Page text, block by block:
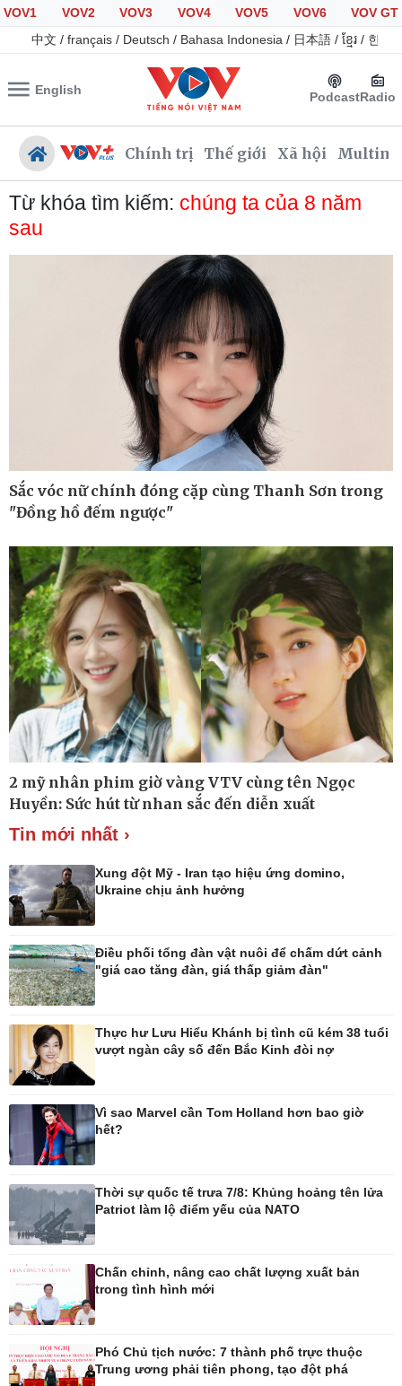
VOV1 VOV2 VOV3 VOV4 VOV5 VOV6
VOV GT
中文 / français / Deutsch / Bahasa Indonesia / 日本語 / ខ្មែរ / 한국
English PodcastRadio
Chính trị Thế giới Xã hội
Nhận diện sự thật
Xã hội
Tin 24h
Giáo dục
Dự báo thời tiết
Dấu ấn VOV
Việc làm
Biển đảo
Thế giới
Cuộc sống đó đây
Hồ sơ
Video
E-Magazine
Kinh tế
Bất động sản
Khởi nghiệp
Thị trường
Giá vàng
Tiêu dùng
Tỷ giá
Chứng khoán
Pháp luật
Vụ án
Tin nóng
Tư vấn luật
Thể thao
Pickleball
Thế giới thể thao
Lịch thi đấu bóng đá
Ô tô - Xe máy
Ô tô
Tư vấn
Doanh nghiệp
Doanh nhân
Từ khóa tìm kiếm: chúng ta của 8 năm
sau
Sắc vóc nữ chính đóng cặp cùng Thanh Sơn trong
"Đồng hồ đếm ngược"
2 mỹ nhân phim giờ vàng VTV cùng tên Ngọc
Huyền: Sức hút từ nhan sắc đến diễn xuất
Tin mới nhất ›
Xung đột Mỹ - Iran tạo hiệu ứng domino,
Ukraine chịu ảnh hưởng
Điều phối tổng đàn vật nuôi để chấm dứt cảnh
"giá cao tăng đàn, giá thấp giảm đàn"
Thực hư Lưu Hiểu Khánh bị tình cũ kém 38 tuổi
vượt ngàn cây số đến Bắc Kinh đòi nợ
Vì sao Marvel cần Tom Holland hơn bao giờ
hết?
Thời sự quốc tế trưa 7/8: Khủng hoảng tên lửa
Patriot làm lộ điểm yếu của NATO
Chấn chỉnh, nâng cao chất lượng xuất bản
trong tình hình mới
Phó Chủ tịch nước: 7 thành phố trực thuộc
Trung ương phải tiên phong, tạo đột phá